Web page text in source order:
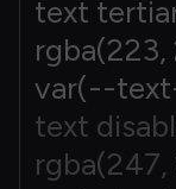
text
rgba(223,
var(--
text